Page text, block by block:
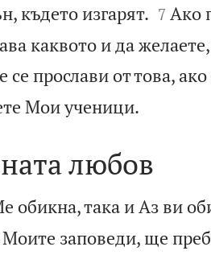
където изгарят.
7 Ако
каквото и да
прослави от това,
Мои ученици.
любов
обикна, така и Аз ви
Моите заповеди, ще